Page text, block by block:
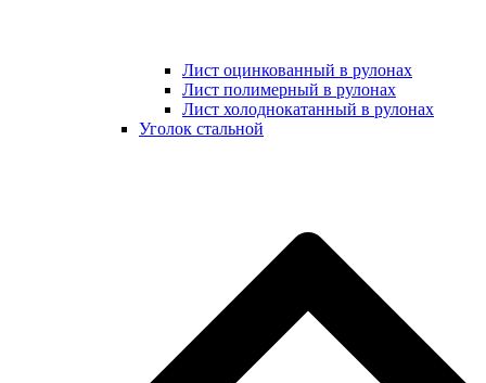
Лист оцинкованный в рулонах
Лист полимерный в рулонах
Лист холоднокатанный в рулонах
Уголок стальной